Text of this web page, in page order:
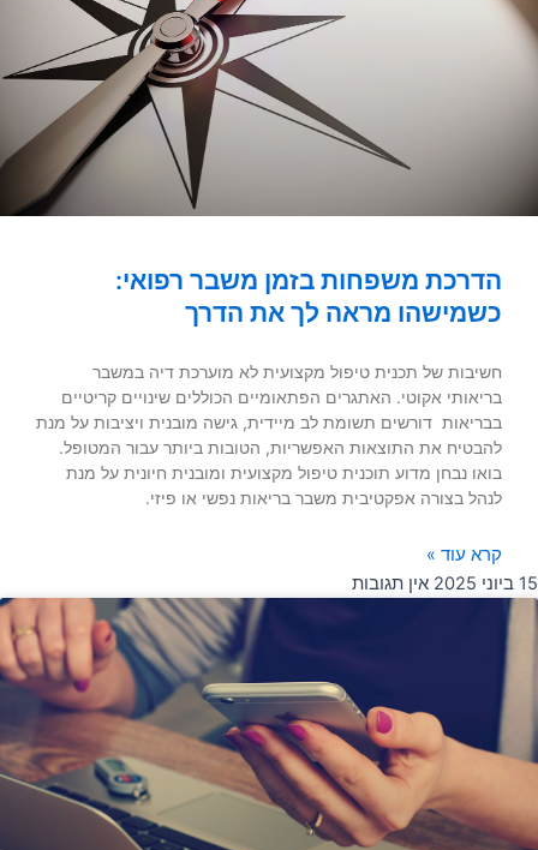
הדרכת משפחות בזמן משבר רפואי:
כשמישהו מראה לך את הדרך
חשיבות של תכנית טיפול מקצועית לא מוערכת דיה במשבר
בריאותי אקוטי. האתגרים הפתאומיים הכוללים שינויים קריטיים
בבריאות דורשים תשומת לב מיידית, גישה מובנית ויציבות על מנת
להבטיח את התוצאות האפשריות, הטובות ביותר עבור המטופל.
בואו נבחן מדוע תוכנית טיפול מקצועית ומובנית חיונית על מנת
לנהל בצורה אפקטיבית משבר בריאות נפשי או פיזי.
קרא עוד »
15 ביוני 2025
אין תגובות